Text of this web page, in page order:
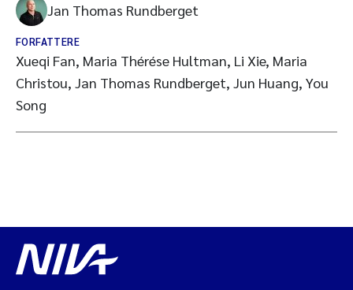
Jan Thomas Rundberget
FORFATTERE
Xueqi Fan, Maria Thérése Hultman, Li Xie, Maria
Christou, Jan Thomas Rundberget, Jun Huang, You
Song